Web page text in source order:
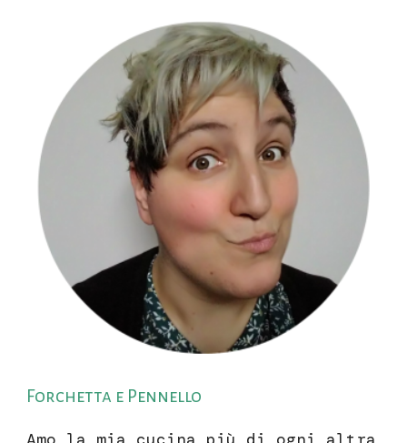
Forchetta e Pennello